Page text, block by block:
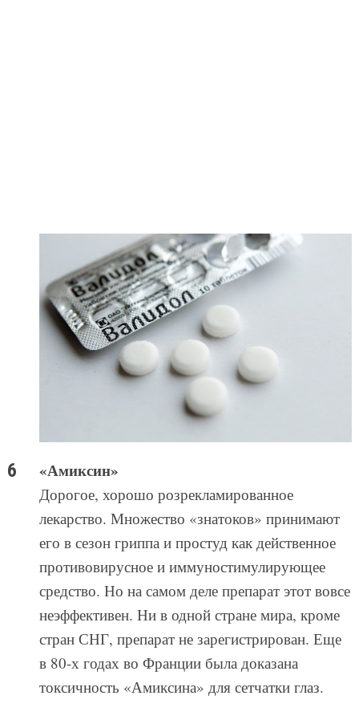
«Амиксин»
Дорогое, хорошо розрекламированное
лекарство. Множество «знатоков» принимают
его в сезон гриппа и простуд как действенное
противовирусное и иммуностимулирующее
средство. Но на самом деле препарат этот вовсе
неэффективен. Ни в одной стране мира, кроме
стран СНГ, препарат не зарегистрирован. Еще
в 80-х годах во Франции была доказана
токсичность «Амиксина» для сетчатки глаз.